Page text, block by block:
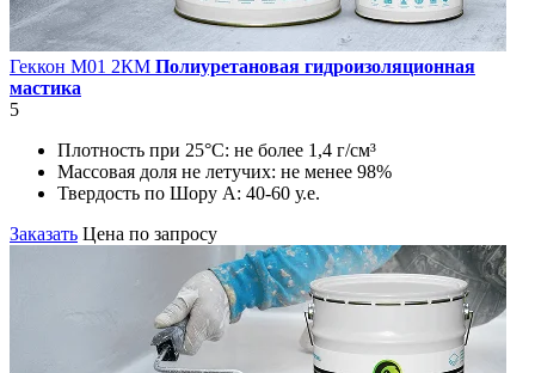
Геккон М01 2КМ Полиуретановая гидроизоляционная
мастика
5
Плотность при 25°С: не более 1,4 г/см³
Массовая доля не летучих: не менее 98%
Твердость по Шору А: 40-60 у.е.
Заказать Цена по запросу